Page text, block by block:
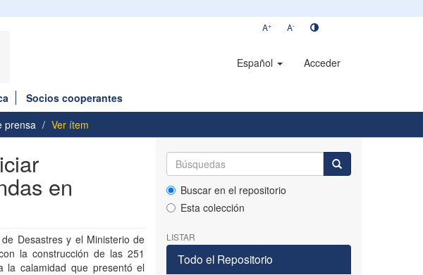
A+ A-
Español Acceder
Socios cooperantes
prensa Ver ítem
en
Desastres y el Ministerio de
la construcción de las 251
la calamidad que presentó el
Buscar en el repositorio
Esta colección
LISTAR
Todo el Repositorio